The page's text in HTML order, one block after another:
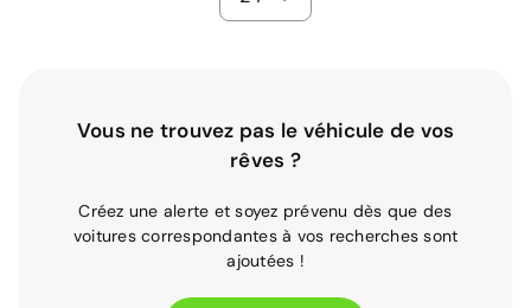
Vous ne trouvez pas le véhicule de vos
rêves ?
Créez une alerte et soyez prévenu dès que des
voitures correspondantes à vos recherches sont
ajoutées !